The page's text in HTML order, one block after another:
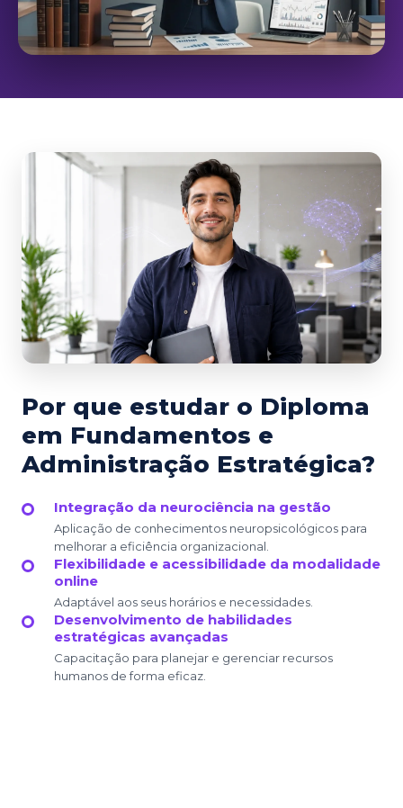
Por que estudar o Diploma
em Fundamentos e
Administração Estratégica?
Integração da neurociência na gestão
Aplicação de conhecimentos neuropsicológicos para
melhorar a eficiência organizacional.
Flexibilidade e acessibilidade da modalidade
online
Adaptável aos seus horários e necessidades.
Desenvolvimento de habilidades
estratégicas avançadas
Capacitação para planejar e gerenciar recursos
humanos de forma eficaz.